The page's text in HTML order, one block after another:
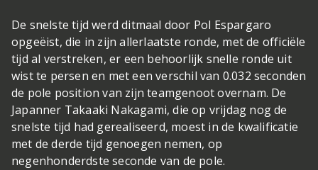
De snelste tijd werd ditmaal door Pol Espargaro
opgeëist, die in zijn allerlaatste ronde, met de officiële
tijd al verstreken, er een behoorlijk snelle ronde uit
wist te persen en met een verschil van 0.032 seconden
de pole position van zijn teamgenoot overnam. De
Japanner Takaaki Nakagami, die op vrijdag nog de
snelste tijd had gerealiseerd, moest in de kwalificatie
met de derde tijd genoegen nemen, op
negenhonderdste seconde van de pole.